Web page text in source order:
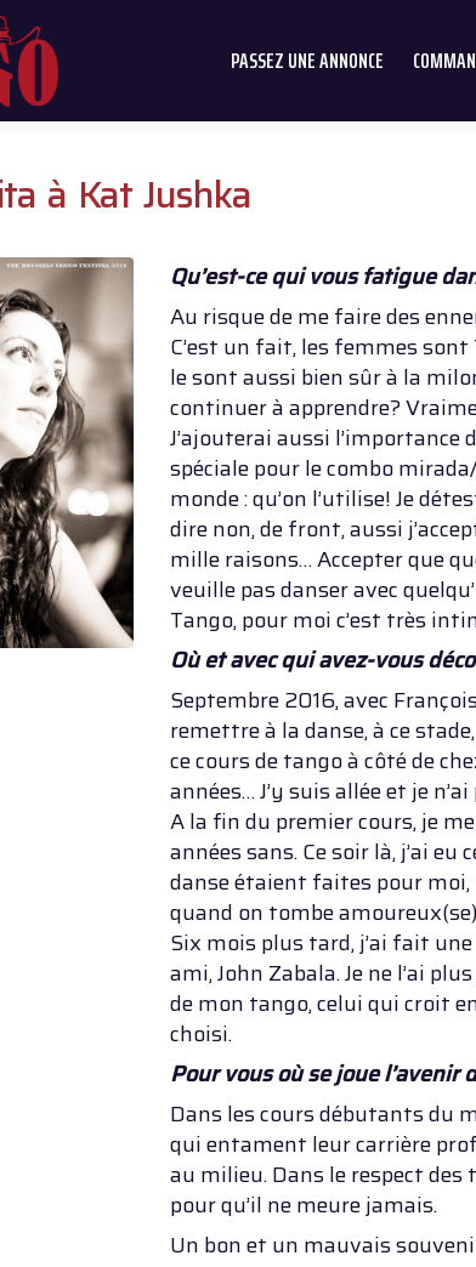
PASSEZ UNE ANNONCE
à Kat Jushka
Qu’est-ce qui vous fatigue
Au risque de me faire des
C’est un fait, les femmes
le sont aussi bien sûr à la
continuer à apprendre?
J’ajouterai aussi l’importance
spéciale pour le combo
monde : qu’on l’utilise! Je
dire non, de front, aussi
mille raisons… Accepter que
veuille pas danser avec
Tango, pour moi c’est très
Où et avec qui avez-vous
Septembre 2016, avec
remettre à la danse, à ce
ce cours de tango à côté de
années… J’y suis allée et je
A la fin du premier cours, je
années sans. Ce soir là, j’ai
danse étaient faites pour moi,
quand on tombe
Six mois plus tard, j’ai fait
ami, John Zabala. Je ne l’ai
de mon tango, celui qui croit
choisi.
Pour vous où se joue l’avenir
Dans les cours débutants du
qui entament leur carrière
au milieu. Dans le respect
pour qu’il ne meure jamais.
Un bon et un mauvais